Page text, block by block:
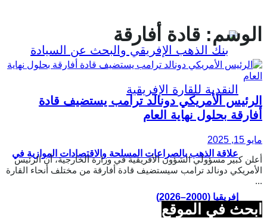
علاقة الذهب بالصراعات المسلحة والاقتصادات الموازية في
إفريقيا (2000–2026)
الوسم: قادة أفارقة
الرئيس الأمريكي دونالد ترامب يستضيف قادة
أفارقة بحلول نهاية العام
مايو 15, 2025
أعلن كبير مسؤولي الشؤون الأفريقية في وزارة الخارجية، أن الرئيس
الأمريكي دونالد ترامب سيستضيف قادة أفارقة من مختلف أنحاء القارة
...
ابحث في الموقع